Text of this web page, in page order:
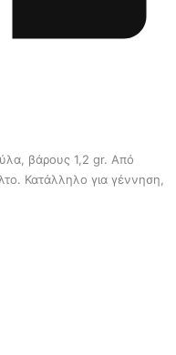
βάρους 1,2 gr. Από
Κατάλληλο για γέννηση,